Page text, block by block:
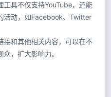
工具不仅支持YouTube，还能
活动，如Facebook、Twitter
接和其他相关内容，可以在不
，扩大影响力。